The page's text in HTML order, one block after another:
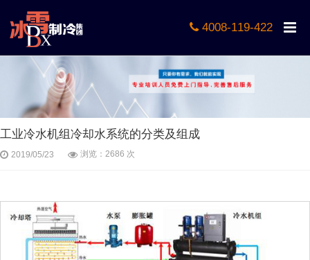
4008-119-422
工业冷水机组冷却水系统的分类及组成
2019/05/23 浏览：2686 次